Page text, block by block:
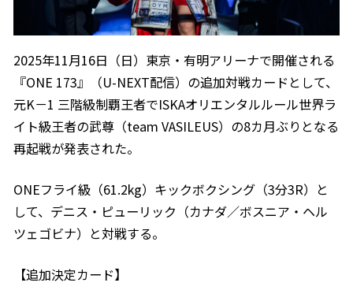
2025年11月16日（日）東京・有明アリーナで開催される
『ONE 173』（U-NEXT配信）の追加対戦カードとして、
元K－1 三階級制覇王者でISKAオリエンタルルール世界ラ
イト級王者の武尊（team VASILEUS）の8カ月ぶりとなる
再起戦が発表された。
ONEフライ級（61.2kg）キックボクシング（3分3R）と
して、デニス・ピューリック（カナダ／ボスニア・ヘル
ツェゴビナ）と対戦する。
【追加決定カード】